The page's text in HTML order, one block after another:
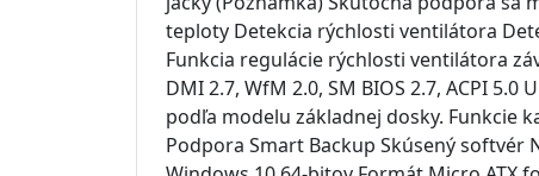
teploty Detekcia rýchlosti ventilátora
Funkcia regulácie rýchlosti ventilátora
DMI 2.7, WfM 2.0, SM BIOS 2.7, ACPI
podľa modelu základnej dosky. Funkcie
Podpora Smart Backup Skúsený softvér